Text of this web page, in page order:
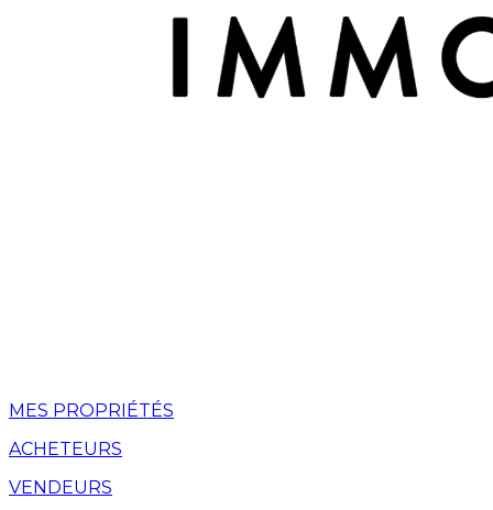
MES PROPRIÉTÉS
ACHETEURS
VENDEURS